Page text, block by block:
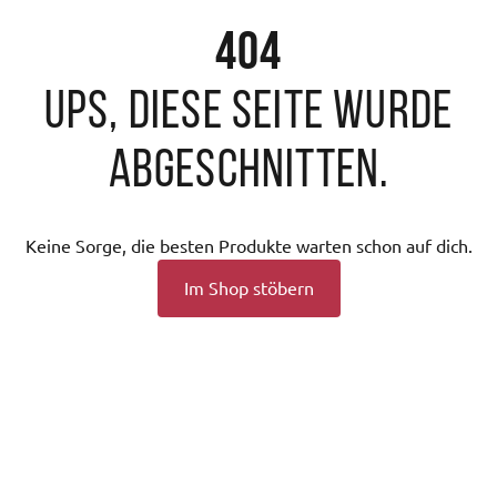
404
Ups, diese Seite wurde
abgeschnitten.
Keine Sorge, die besten Produkte warten schon auf dich.
Im Shop stöbern